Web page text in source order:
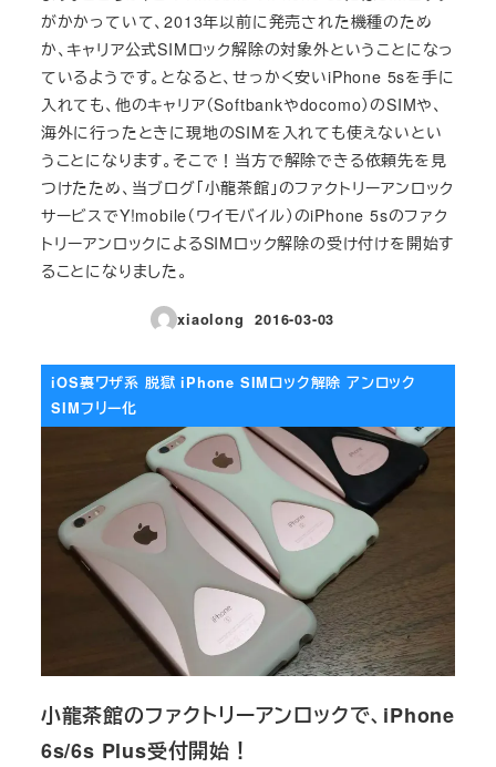
がかかっていて、2013年以前に発売された機種のため
か、キャリア公式SIMロック解除の対象外ということになっ
ているようです。となると、せっかく安いiPhone 5sを手に
入れても、他のキャリア（Softbankやdocomo）のSIMや、
海外に行ったときに現地のSIMを入れても使えないとい
うことになります。そこで！当方で解除できる依頼先を見
つけたため、当ブログ「小龍茶館」のファクトリーアンロック
サービスでY!mobile（ワイモバイル）のiPhone 5sのファク
トリーアンロックによるSIMロック解除の受け付けを開始す
ることになりました。
xiaolong
投稿日
2016-03-03
iOS裏ワザ系 脱獄 iPhone SIMロック解除 アンロック
SIMフリー化
小龍茶館のファクトリーアンロックで、iPhone
6s/6s Plus受付開始！